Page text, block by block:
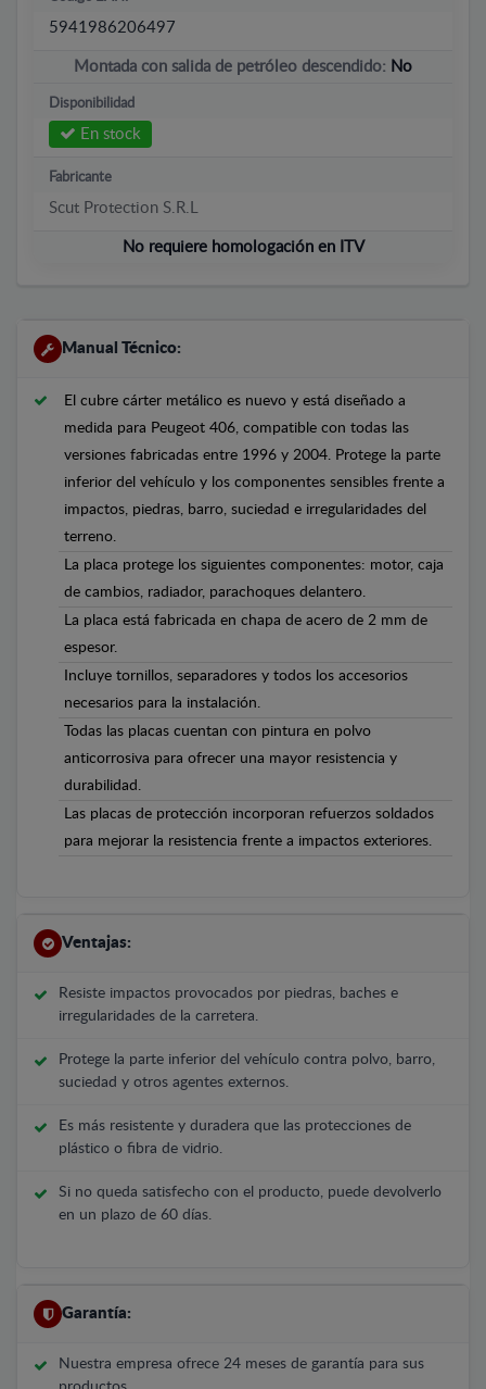
5941986206497
Montada con salida de petróleo descendido: No
Disponibilidad
En stock
Fabricante
Scut Protection S.R.L
No requiere homologación en ITV
Manual Técnico:
El cubre cárter metálico es nuevo y está diseñado a
medida para Peugeot 406, compatible con todas las
versiones fabricadas entre 1996 y 2004. Protege la parte
inferior del vehículo y los componentes sensibles frente a
impactos, piedras, barro, suciedad e irregularidades del
terreno.
La placa protege los siguientes componentes: motor, caja
de cambios, radiador, parachoques delantero.
La placa está fabricada en chapa de acero de 2 mm de
espesor.
Incluye tornillos, separadores y todos los accesorios
necesarios para la instalación.
Todas las placas cuentan con pintura en polvo
anticorrosiva para ofrecer una mayor resistencia y
durabilidad.
Las placas de protección incorporan refuerzos soldados
para mejorar la resistencia frente a impactos exteriores.
Ventajas:
Resiste impactos provocados por piedras, baches e
irregularidades de la carretera.
Protege la parte inferior del vehículo contra polvo, barro,
suciedad y otros agentes externos.
Es más resistente y duradera que las protecciones de
plástico o fibra de vidrio.
Si no queda satisfecho con el producto, puede devolverlo
en un plazo de 60 días.
Garantía:
Nuestra empresa ofrece 24 meses de garantía para sus